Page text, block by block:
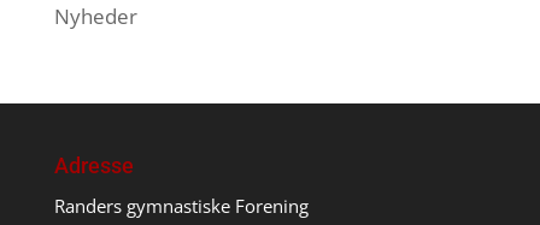
Nyheder
Adresse
Randers gymnastiske Forening